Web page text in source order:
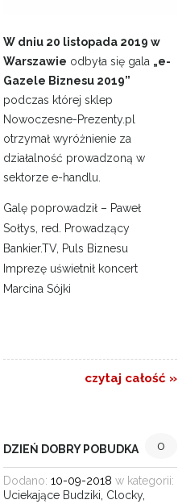
W dniu 20 listopada 2019 w
Warszawie odbyła się gala „e-
Gazele Biznesu 2019”
podczas której sklep
Nowoczesne-Prezenty.pl
otrzymał wyróżnienie za
działalność prowadzoną w
sektorze e-handlu.
Galę poprowadził – Paweł
Sołtys, red. Prowadzący
Bankier.TV, Puls Biznesu
Imprezę uświetnił koncert
Marcina Sójki
czytaj całość »
DZIEŃ DOBRY POBUDKA 0
Dodano:10-09-2018 w kategorii:
Uciekające Budziki Clocky,